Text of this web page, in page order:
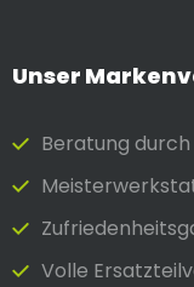
Unser
Beratung
Volle